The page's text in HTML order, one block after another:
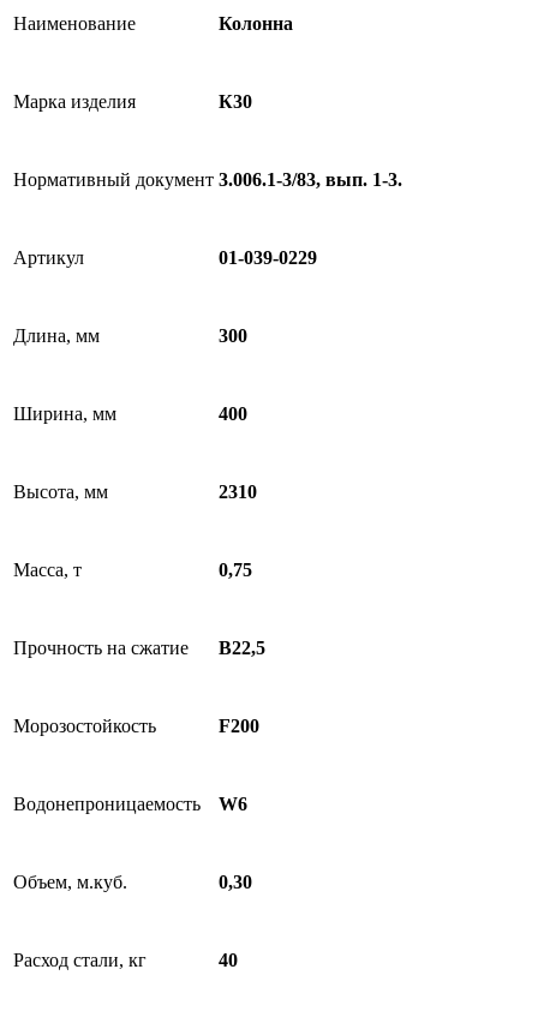
Наименование Колонна
Марка изделия К30
Нормативный документ 3.006.1-3/83, вып. 1-3.
Артикул 01-039-0229
Длина, мм 300
Ширина, мм 400
Высота, мм 2310
Масса, т 0,75
Прочность на сжатие В22,5
Морозостойкость F200
Водонепроницаемость W6
Объем, м.куб. 0,30
Расход стали, кг 40